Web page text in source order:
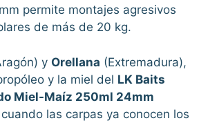
permite montajes agresivos
de más de 20 kg.
y Orellana (Extremadura),
y la miel del LK Baits
Miel-Maíz 250ml 24mm
las carpas ya conocen los